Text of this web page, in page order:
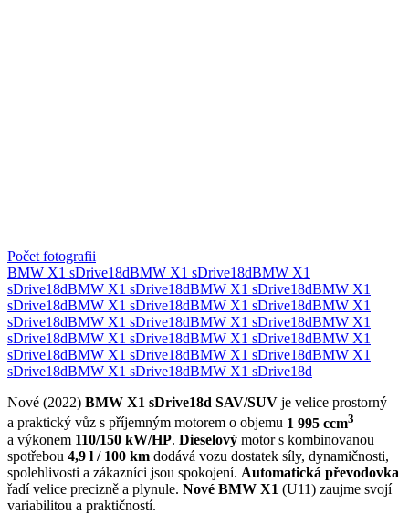
Počet fotografii
BMW X1 sDrive18dBMW X1 sDrive18dBMW X1
sDrive18dBMW X1 sDrive18dBMW X1 sDrive18dBMW X1
sDrive18dBMW X1 sDrive18dBMW X1 sDrive18dBMW X1
sDrive18dBMW X1 sDrive18dBMW X1 sDrive18dBMW X1
sDrive18dBMW X1 sDrive18dBMW X1 sDrive18dBMW X1
sDrive18dBMW X1 sDrive18dBMW X1 sDrive18dBMW X1
sDrive18dBMW X1 sDrive18dBMW X1 sDrive18d
Nové (2022) BMW X1 sDrive18d SAV/SUV je velice prostorný
a praktický vůz s příjemným motorem o objemu 1 995 ccm3
a výkonem 110/150 kW/HP. Dieselový motor s kombinovanou
spotřebou 4,9 l / 100 km dodává vozu dostatek síly, dynamičnosti,
spolehlivosti a zákazníci jsou spokojení. Automatická převodovka
řadí velice precizně a plynule. Nové BMW X1 (U11) zaujme svojí
variabilitou a praktičností.